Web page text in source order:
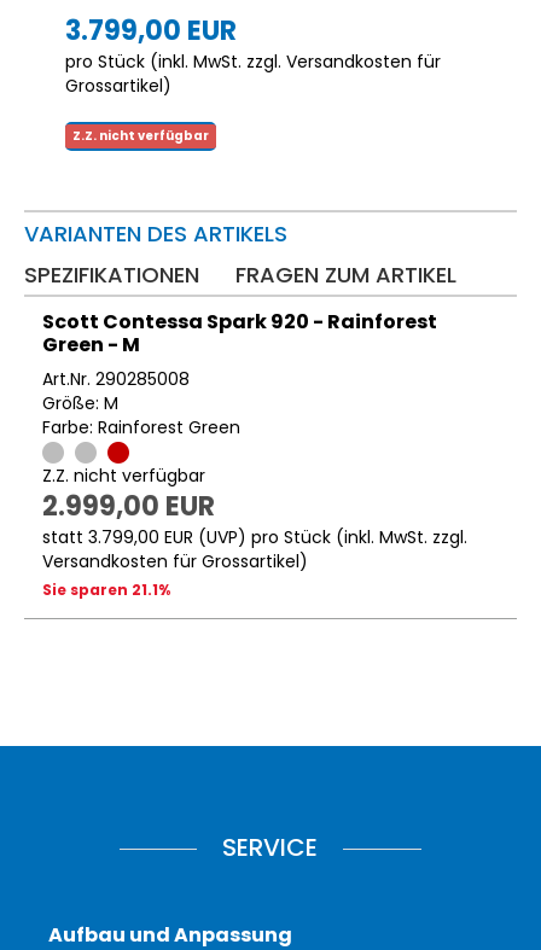
3.799,00 EUR
pro Stück (inkl. MwSt. zzgl. Versandkosten für
Grossartikel)
Z.Z. nicht verfügbar
VARIANTEN DES ARTIKELS
SPEZIFIKATIONEN
FRAGEN ZUM ARTIKEL
Scott Contessa Spark 920 - Rainforest
Green - M
Art.Nr. 290285008
Größe: M
Farbe: Rainforest Green
Z.Z. nicht verfügbar
2.999,00 EUR
statt 3.799,00 EUR (UVP) pro Stück (inkl. MwSt. zzgl.
Versandkosten für Grossartikel)
Sie sparen 21.1%
SERVICE
Aufbau und Anpassung